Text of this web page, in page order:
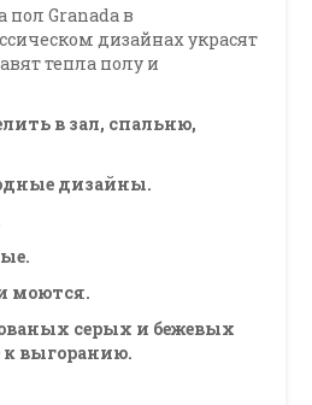
пол Granada в
дизайнах украсят
тепла полу и
в зал, спальню,
дизайны.
моются.
серых и бежевых
к выгоранию.